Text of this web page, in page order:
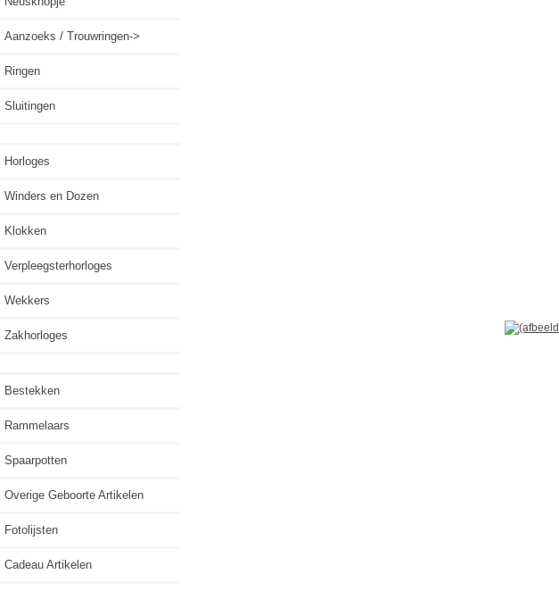
Aanzoeks / Trouwringen->
Ringen
Sluitingen
Horloges
Winders en Dozen
Klokken
Verpleegsterhorloges
Wekkers
Zakhorloges
Bestekken
Rammelaars
Spaarpotten
Overige Geboorte Artikelen
Fotolijsten
Cadeau Artikelen